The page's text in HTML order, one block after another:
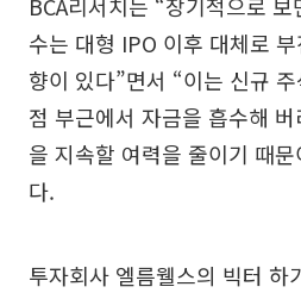
BCA리서치는 “장기적으로
수는 대형 IPO 이후 대체로
향이 있다”면서 “이는 신규
점 부근에서 자금을 흡수해
을 지속할 여력을 줄이기 때
다.
투자회사 엘름웰스의 빅터 하